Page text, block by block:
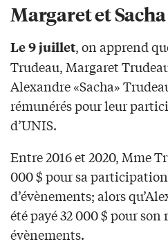
Margaret et Sacha
Le 9 juillet, on apprend
Trudeau, Margaret
Alexandre «Sacha»
rémunérés pour leur
d’UNIS.
Entre 2016 et 2020, Mme
000 $ pour sa
d’évènements; alors
été payé 32 000 $ pour
évènements.